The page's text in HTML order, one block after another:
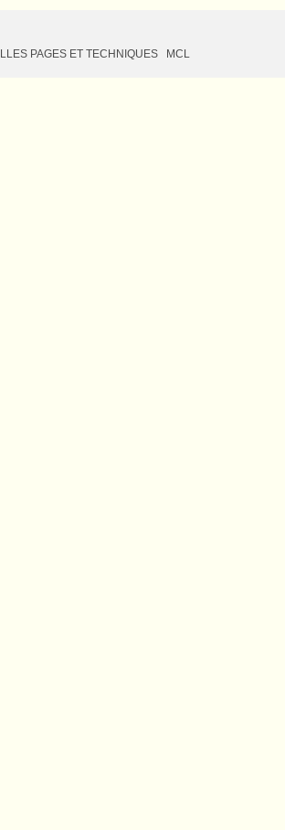
PAGES ET TECHNIQUES MCL